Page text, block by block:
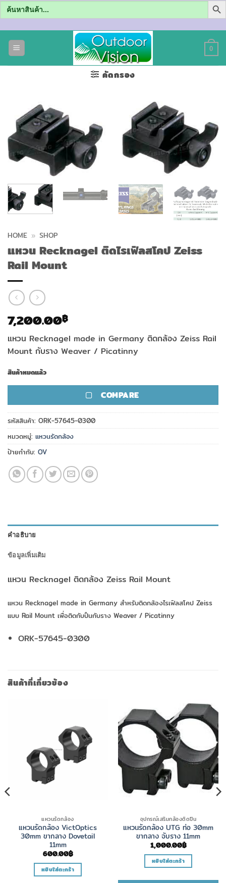
Search
for:
0
คัดกรอง
HOME » SHOP
แหวน Recknagel ติดไรเฟิลสโคป Zeiss
Rail Mount
7,200.00฿
แหวน Recknagel made in Germany ติดกล้อง Zeiss Rail
Mount กับราง Weaver / Picatinny
สินค้าหมดแล้ว
COMPARE
รหัสสินค้า: ORK-57645-0300
หมวดหมู่: แหวนรัดกล้อง
ป้ายกำกับ: OV
คำอธิบาย
ข้อมูลเพิ่มเติม
แหวน Recknagel ติดกล้อง Zeiss Rail Mount
แหวน Recknagel made in Germany สำหรับติดกล้องไรเฟิลสโคป Zeiss
แบบ Rail Mount เพื่อติดกับปืนกับราง Weaver / Picatinny
ORK-57645-0300
สินค้าที่เกี่ยวข้อง
แหวนรัดกล้อง
แหวนรัดกล้อง VictOptics
30mm ขากลาง Dovetail
11mm
600.00฿
หยิบใส่ตะกร้า
อุปกรณ์เสริมกล้องติดปืน
แหวนรัดกล้อง UTG ท่อ 30mm
ขากลาง จับราง 11mm
1,000.00฿
หยิบใส่ตะกร้า